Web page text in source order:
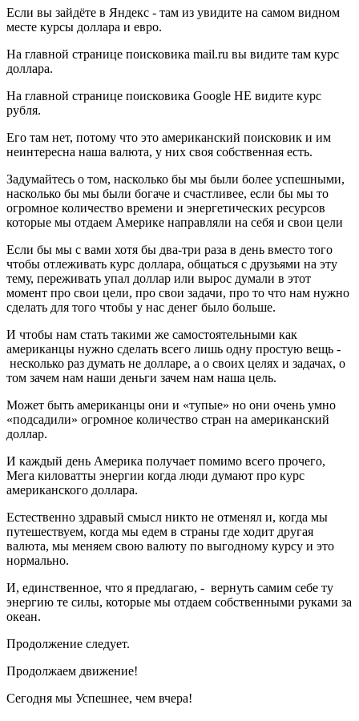
Если вы зайдёте в Яндекс - там из увидите на самом видном
месте курсы доллара и евро.
На главной странице поисковика mail.ru вы видите там курс
доллара.
На главной странице поисковика Google НЕ видите курс
рубля.
Его там нет, потому что это американский поисковик и им
неинтересна наша валюта, у них своя собственная есть.
Задумайтесь о том, насколько бы мы были более успешными,
насколько бы мы были богаче и счастливее, если бы мы то
огромное количество времени и энергетических ресурсов
которые мы отдаем Америке направляли на себя и свои цели
Если бы мы с вами хотя бы два-три раза в день вместо того
чтобы отлеживать курс доллара, общаться с друзьями на эту
тему, переживать упал доллар или вырос думали в этот
момент про свои цели, про свои задачи, про то что нам нужно
сделать для того чтобы у нас денег было больше.
И чтобы нам стать такими же самостоятельными как
американцы нужно сделать всего лишь одну простую вещь -
несколько раз думать не долларе, а о своих целях и задачах, о
том зачем нам наши деньги зачем нам наша цель.
Может быть американцы они и «тупые» но они очень умно
«подсадили» огромное количество стран на американский
доллар.
И каждый день Америка получает помимо всего прочего,
Мега киловатты энергии когда люди думают про курс
американского доллара.
Естественно здравый смысл никто не отменял и, когда мы
путешествуем, когда мы едем в страны где ходит другая
валюта, мы меняем свою валюту по выгодному курсу и это
нормально.
И, единственное, что я предлагаю, - вернуть самим себе ту
энергию те силы, которые мы отдаем собственными руками за
океан.
Продолжение следует.
Продолжаем движение!
Сегодня мы Успешнее, чем вчера!